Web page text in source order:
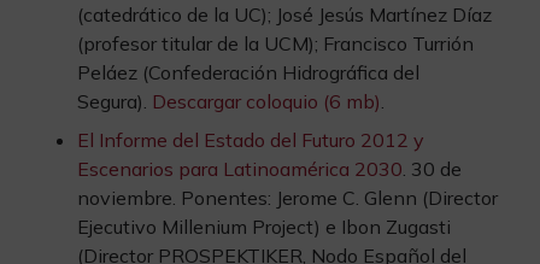
(catedrático de la UC); José Jesús Martínez Díaz
(profesor titular de la UCM); Francisco Turrión
Peláez (Confederación Hidrográfica del
Segura). Descargar coloquio (6 mb)
El Informe del Estado del Futuro 2012 y
Escenarios para Latinoamérica 2030 . 30 de
noviembre. Ponentes: Jerome C. Glenn (Director
Ejecutivo Millenium Project) e Ibon Zugasti
(Director PROSPEKTIKER, Nodo Español del